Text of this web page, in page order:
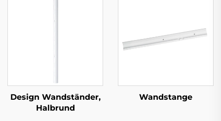
Design Wandständer,
Halbrund
Wandstange